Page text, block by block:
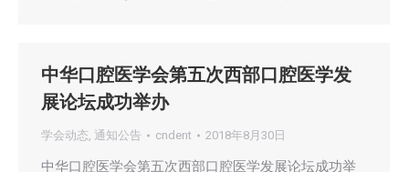
中华口腔医学会第五次西部口腔医学发
展论坛成功举办
学会动态, 通知公告 cndent 2018年8月30日
中华口腔医学会第五次西部口腔医学发展论坛成功举